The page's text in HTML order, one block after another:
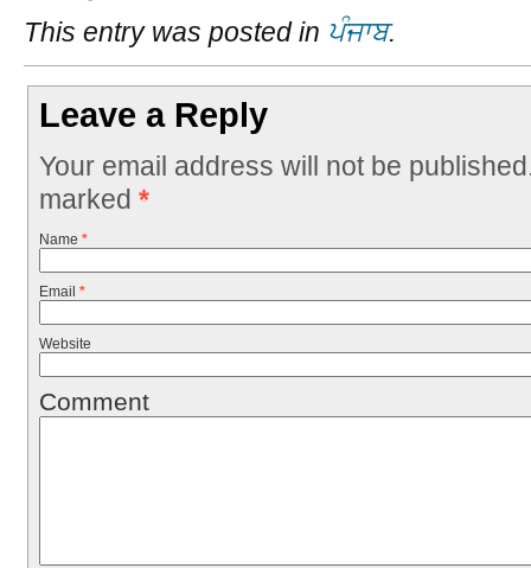
This entry was posted in ਪੰਜਾਬ.
Leave a Reply
Your email address will not be
marked *
Name *
Email *
Website
Comment